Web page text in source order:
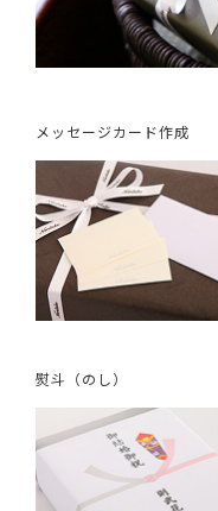
メッセージカード作成
熨斗（のし）